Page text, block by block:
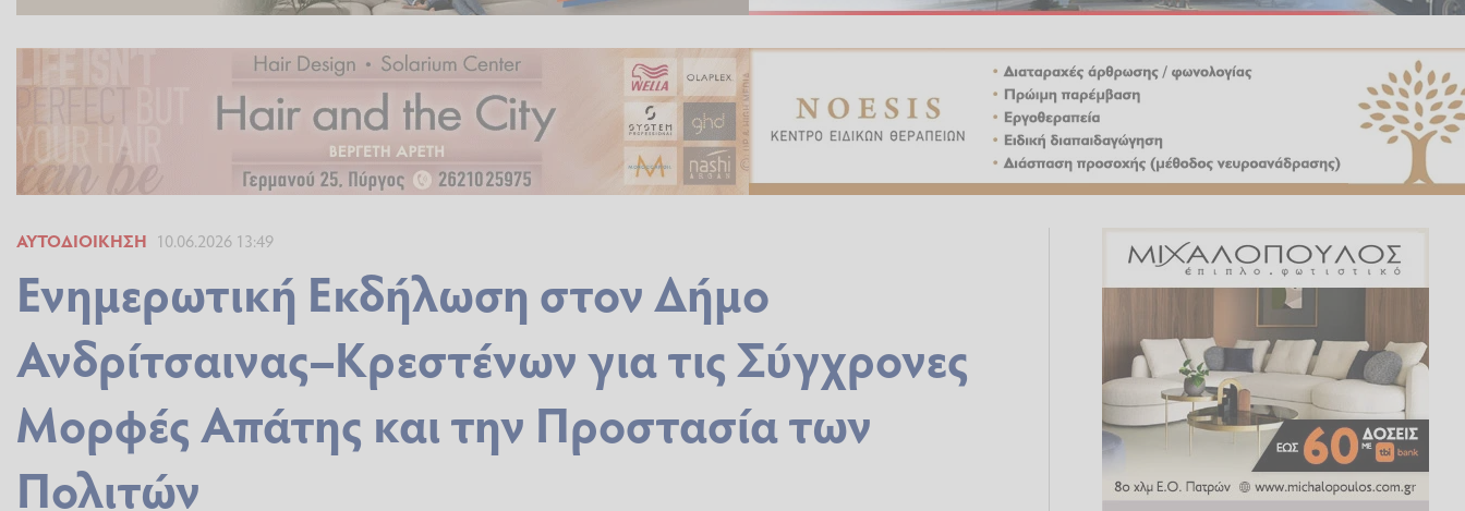
ΑΥΤΟΔΙΟΊΚΗΣΗ 10.06.2026 13:49
Ενημερωτική Εκδήλωση στον Δήμο
Ανδρίτσαινας–Κρεστένων για τις Σύγχρονες
Μορφές Απάτης και την Προστασία των
Πολιτών